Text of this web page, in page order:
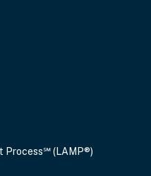
Process℠ (LAMP®)